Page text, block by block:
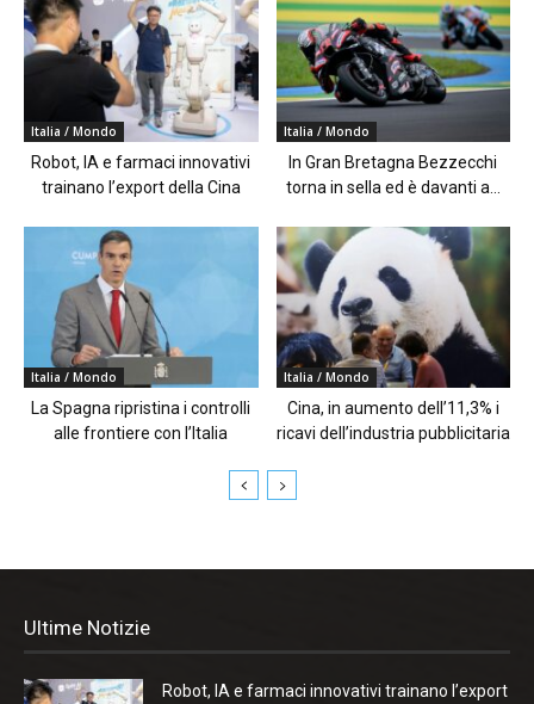
Italia / Mondo
Robot, IA e farmaci innovativi
trainano l’export della Cina
Italia / Mondo
In Gran Bretagna Bezzecchi
torna in sella ed è davanti a...
Italia / Mondo
La Spagna ripristina i controlli
alle frontiere con l’Italia
Italia / Mondo
Cina, in aumento dell’11,3% i
ricavi dell’industria pubblicitaria
Ultime Notizie
Robot, IA e farmaci innovativi trainano l’export